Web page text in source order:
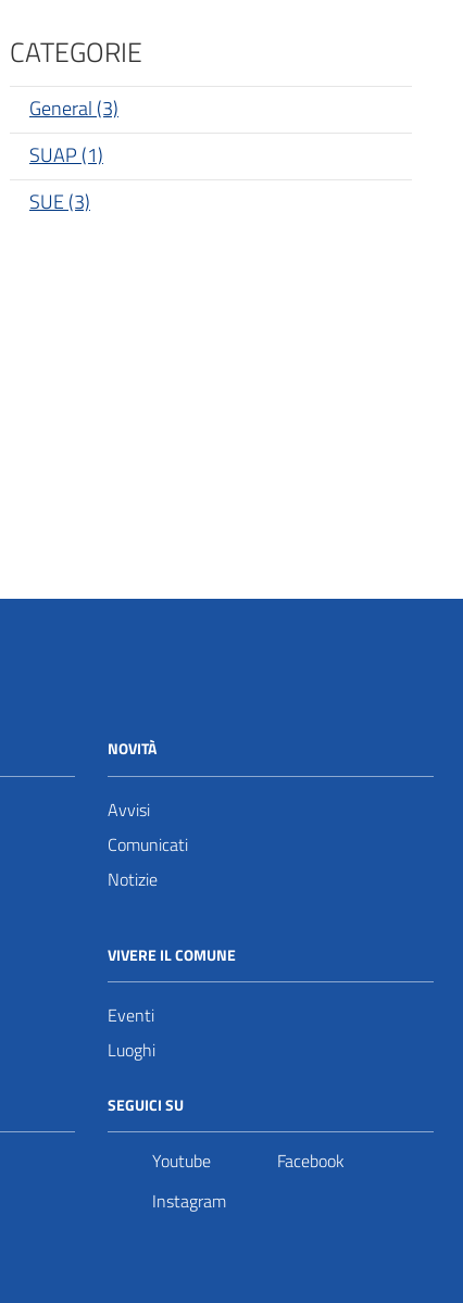
CATEGORIE
General (3)
SUAP (1)
SUE (3)
NOVITÀ
Avvisi
Comunicati
Notizie
VIVERE IL COMUNE
Eventi
Luoghi
SEGUICI SU
Youtube
Facebook
Instagram